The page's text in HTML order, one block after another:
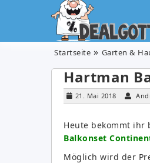
Startseite Garten &
Hartman
21. Mai 2018
Heute bekommt ihr
Balkonset
Möglich wird der